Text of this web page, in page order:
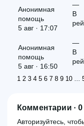
Анонимная
помощь
5 авг · 17:07
—
В
Анонимная
помощь
5 авг · 16:50
—
В
1 2 3 4 5 6 7 8 9 10
Комментарии · 0
Авторизуйтесь,